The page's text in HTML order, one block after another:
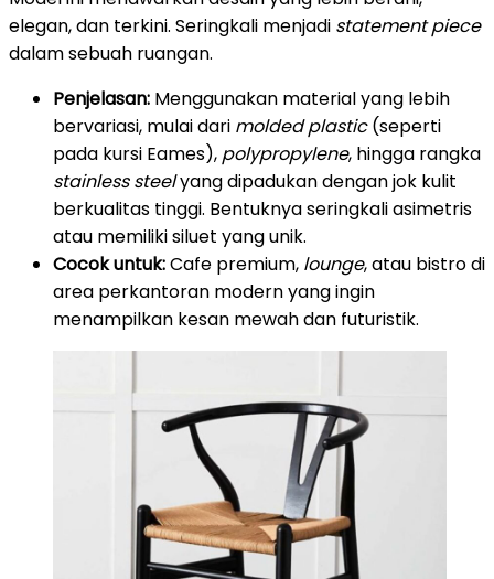
elegan, dan terkini. Seringkali menjadi statement piece
dalam sebuah ruangan.
Penjelasan: Menggunakan material yang lebih
bervariasi, mulai dari molded plastic(seperti
pada kursi Eames), polypropylene, hingga rangka
stainless steelyang dipadukan dengan jok kulit
berkualitas tinggi. Bentuknya seringkali asimetris
atau memiliki siluet yang unik.
Cocok untuk:Cafe premium, lounge, atau bistro di
area perkantoran modern yang ingin
menampilkan kesan mewah dan futuristik.